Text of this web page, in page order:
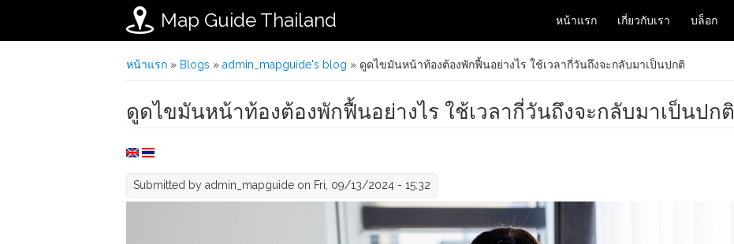
Map Guide Thailand หน้าแรก เกี่ยวกับเรา บล็อก
You are here
หน้าแรก » Blogs » admin_mapguide's blog » ดูดไขมันหน้าท้องต้องพักฟื้นอย่างไร ใช้เวลากี่วันถึงจะกลับมาเป็นปกติ
ดูดไขมันหน้าท้องต้องพักฟื้นอย่างไร ใช้เวลากี่วันถึงจะกลับมาเป็นปกติ
Submitted by admin_mapguide on Fri, 09/13/2024 - 15:32